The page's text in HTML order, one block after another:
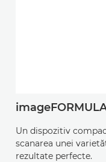
Un dispozitiv
scanarea unei
rezultate perfecte.